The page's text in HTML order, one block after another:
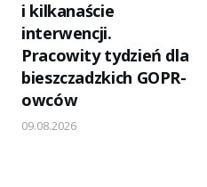
i kilkanaście
interwencji.
Pracowity tydzień dla
bieszczadzkich GOPR-
owców
09.08.2026